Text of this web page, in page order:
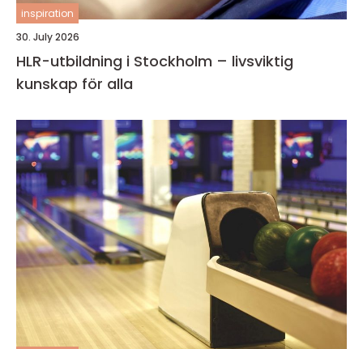
inspiration
30. July 2026
HLR-utbildning i Stockholm – livsviktig
kunskap för alla